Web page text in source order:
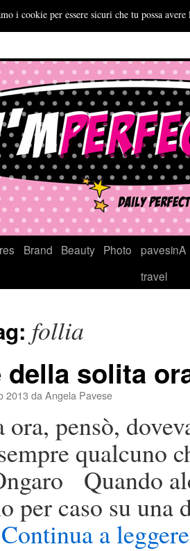
Brand Beauty Photo
pavesinA
travel
follia
della solita
2013 da Angela Pavese
pensò,
qualcuno
Quando
per caso su
Continua a leggere
i cookie per essere sicuri che tu possa